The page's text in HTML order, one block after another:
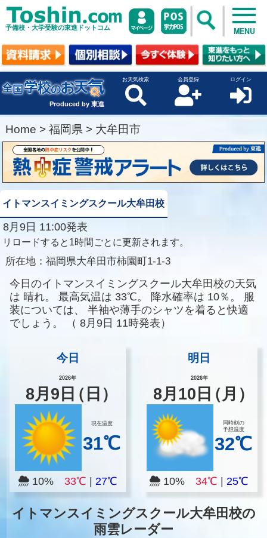
予備校・大学受験の東進ドットコム MENU
Produced by 東進
お天気検索 会員登録 ログイン
Home > 福岡県 > 大牟田市
イトマンスイミングスクール大牟田校
8月9日 11:00発表
リロードすると1時間ごとに更新されます。
所在地： 福岡県大牟田市柿園町1-1-3
今日のイトマンスイミングスクール大牟田校の天気
は 晴れ。 最高気温は 33℃。 降水確率は 10％。
服
装については、
半袖や薄手のシャツを着ると快適
でしょう。
（ 8月9日 11時発表）
今日
2026年
8月 9 日（日）
現在温度
31℃
10% 33℃ 27℃
明日
2026年
8月 10 日（月）
同時刻の
予想温度
32℃
10% 34℃ |25℃
イトマンスイミングスクール大牟田校の
雨雲レーダー